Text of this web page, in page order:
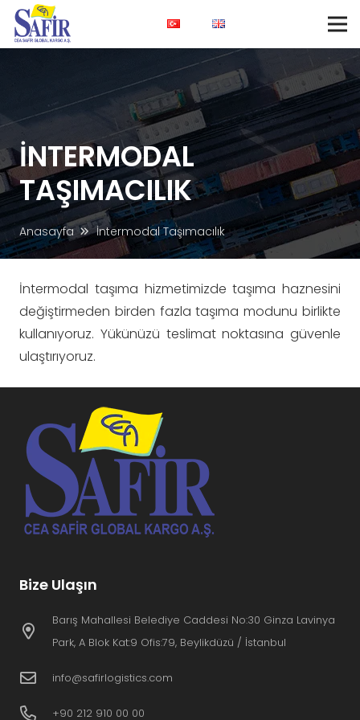
İNTERMODAL
TAŞIMACILIK
Anasayfa İntermodal Taşımacılık
İntermodal taşıma hizmetimizde taşıma haznesini
değiştirmeden birden fazla taşıma modunu birlikte
kullanıyoruz. Yükünüzü teslimat noktasına güvenle
ulaştırıyoruz.
Bize Ulaşın
Barış Mahallesi Belediye Caddesi No:30 Ginza Lavinya
Park, A Blok Kat:9 Ofis:79, Beylikdüzü / İstanbul
info@safirlogistics.com
+90 212 910 00 00